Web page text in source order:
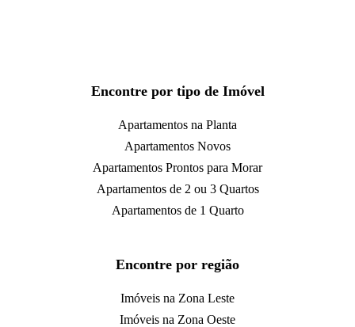
Encontre por tipo de Imóvel
Apartamentos na Planta
Apartamentos Novos
Apartamentos Prontos para Morar
Apartamentos de 2 ou 3 Quartos
Apartamentos de 1 Quarto
Encontre por região
Imóveis na Zona Leste
Imóveis na Zona Oeste